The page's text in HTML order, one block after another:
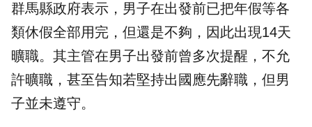
群馬縣政府表示，男子在出發前已把年假等各
類休假全部用完，但還是不夠，因此出現14天
曠職。其主管在男子出發前曾多次提醒，不允
許曠職，甚至告知若堅持出國應先辭職，但男
子並未遵守。